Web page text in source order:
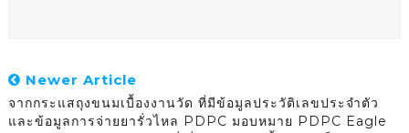
Newer Article
จากกระแสถุงขนมเบื้องงานวัด ที่มีข้อมูลประวัติเลขประจำตัว
และข้อมูลการจ่ายยารั่วไหล PDPC มอบหมาย PDPC Eagle